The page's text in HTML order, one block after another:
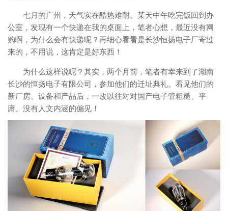
七月的广州，天气实在酷热难耐。某天中午吃完饭回到办
公室，发现有一个快递在我的桌面上，笔者心想，最近没有网
购啊，为什么会有快递呢？再细心看看是长沙恒扬电子厂寄过
来的，不用说，这肯定是好东西！
为什么这样说呢？其实，两个月前，笔者有幸来到了湖南
长沙的恒扬电子有限公司，参加他们的迁址典礼。看见他们的
新厂房、设备和产品后，一改以往对对国产电子管粗糙、平
庸、没有人文内涵的偏见！